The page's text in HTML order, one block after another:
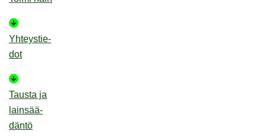
Yh­teys­tie­
dot
Taus­ta ja
lain­sää­
dän­tö